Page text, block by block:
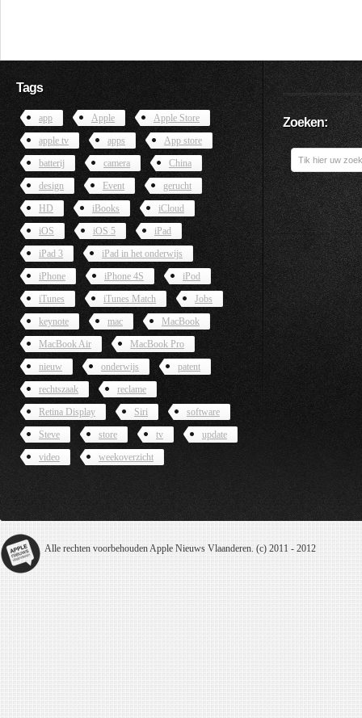
Tags
app Apple
Apple Store
apple tv
apps
App store
batterij
camera
China
design
Event
gerucht
HD
iBooks
iCloud
iOS
iOS 5
iPad
iPad 3
iPad in het onderwijs
iPhone
iPhone 4S
iPod
iTunes
iTunes Match
Jobs
keynote
mac
MacBook
MacBook Air
MacBook Pro
nieuw
onderwijs
patent
rechtszaak
reclame
Retina Display
Siri
software
Steve
store tv
update
video
weekoverzicht
Zoeken:
Alle rechten voorbehouden Apple Nieuws Vlaanderen. (c) 2011 - 2012